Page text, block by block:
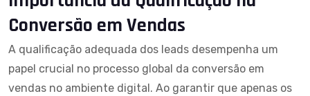
Conversão em Vendas
A qualificação adequada dos leads desempenha um
papel crucial no processo global da conversão em
vendas no ambiente digital. Ao garantir que apenas os